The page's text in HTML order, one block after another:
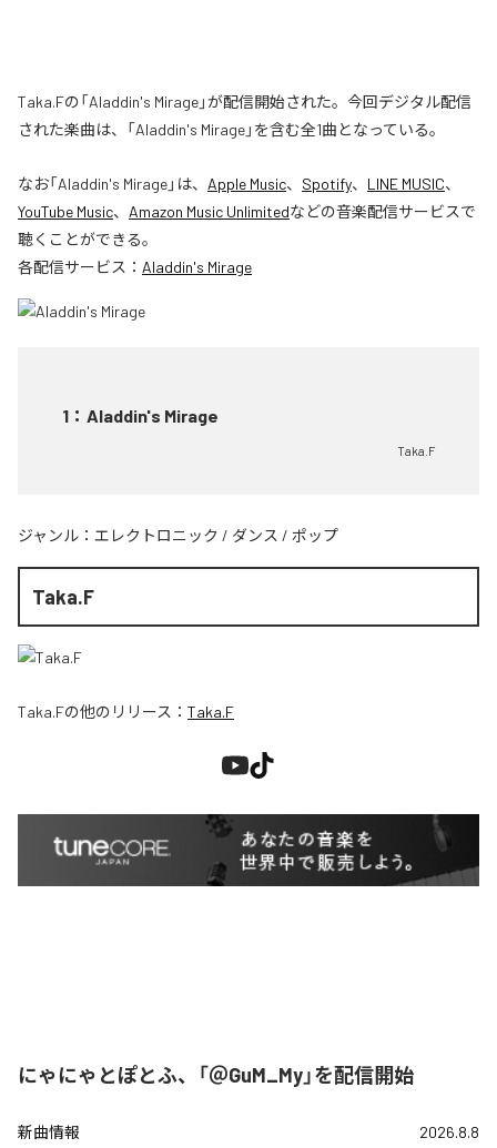
Taka.Fの「Aladdin's Mirage」が配信開始された。今回デジタル配信
された楽曲は、「Aladdin's Mirage」を含む全1曲となっている。
なお「Aladdin's Mirage」は、 Apple Music、 Spotify、 LINE MUSIC、
YouTube Music、 Amazon Music Unlimitedなどの音楽配信サービスで
聴くことができる。
各配信サービス： Aladdin's Mirage
1 ： Aladdin's Mirage
Taka.F
ジャンル： エレクトロニック / ダンス / ポップ
Taka.F
Taka.Fの他のリリース： Taka.F
にゃにゃとぽとふ、「＠GuM_My」を配信開始
新曲情報 2026.8.8